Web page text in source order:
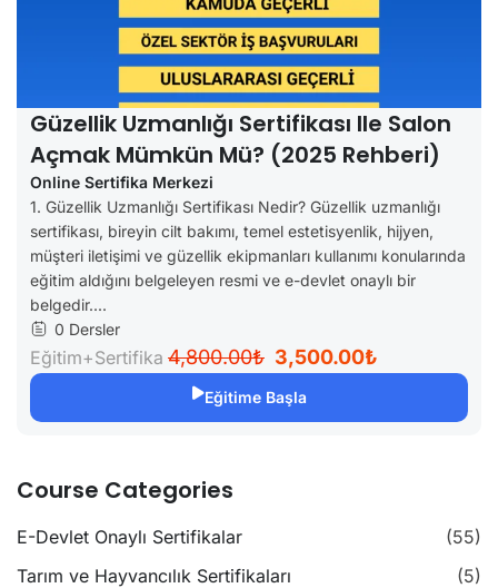
Güzellik Uzmanlığı Sertifikası Ile Salon
Açmak Mümkün Mü? (2025 Rehberi)
Online Sertifika Merkezi
1. Güzellik Uzmanlığı Sertifikası Nedir? Güzellik uzmanlığı
sertifikası, bireyin cilt bakımı, temel estetisyenlik, hijyen,
müşteri iletişimi ve güzellik ekipmanları kullanımı konularında
eğitim aldığını belgeleyen resmi ve e-devlet onaylı bir
belgedir....
0 Dersler
Eğitim+Sertifika 4,800.00₺ 3,500.00₺
Eğitime Başla
Course Categories
E-Devlet Onaylı Sertifikalar
(55)
Tarım ve Hayvancılık Sertifikaları
(5)